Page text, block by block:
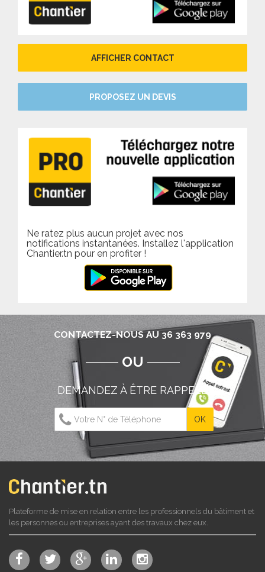
AFFICHER CONTACT
PROPOSEZ UN DEVIS
Ne ratez plus aucun projet avec nos
notifications instantanées. Installez l'application
Chantier.tn pour en profiter !
CONTACTEZ-NOUS AU 36 363 979
OU
DEMANDEZ À ÊTRE RAPPELÉ
Plateforme de mise en relation entre les professionnels du bâtiment et
les personnes ou entreprises ayant des travaux chez eux.